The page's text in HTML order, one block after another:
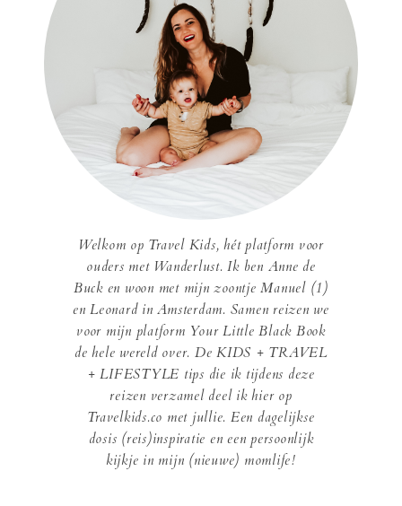
Welkom op Travel Kids, hét platform voor
ouders met Wanderlust. Ik ben Anne de
Buck en woon met mijn zoontje Manuel (1)
en Leonard in Amsterdam. Samen reizen we
voor mijn platform Your Little Black Book
de hele wereld over. De KIDS + TRAVEL
+ LIFESTYLE tips die ik tijdens deze
reizen verzamel deel ik hier op
Travelkids.co met jullie. Een dagelijkse
dosis (reis)inspiratie en een persoonlijk
kijkje in mijn (nieuwe) momlife!